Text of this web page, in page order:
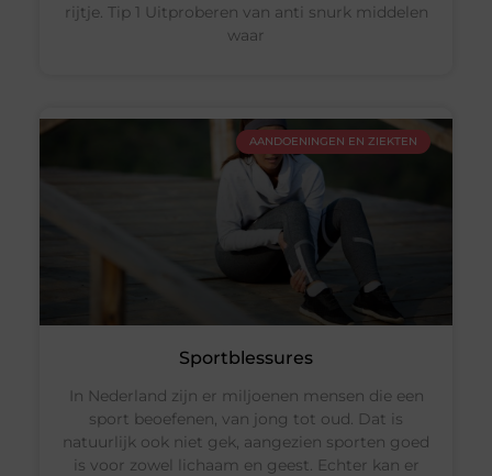
rijtje. Tip 1 Uitproberen van anti snurk middelen
waar
AANDOENINGEN EN ZIEKTEN
Sportblessures
In Nederland zijn er miljoenen mensen die een
sport beoefenen, van jong tot oud. Dat is
natuurlijk ook niet gek, aangezien sporten goed
is voor zowel lichaam en geest. Echter kan er